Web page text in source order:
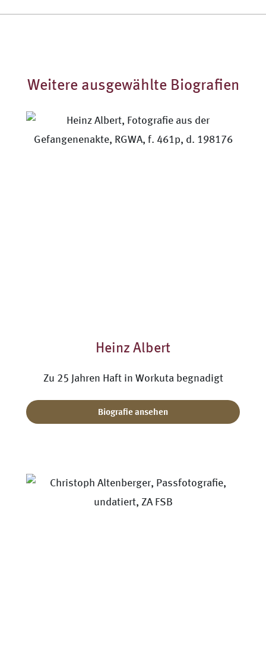
Weitere ausgewählte Biografien
Heinz Albert
Zu 25 Jahren Haft in Workuta begnadigt
Biografie ansehen